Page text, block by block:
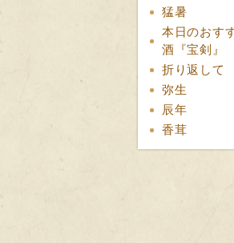
猛暑
本日のおす
酒『宝剣』
折り返して
弥生
辰年
香茸